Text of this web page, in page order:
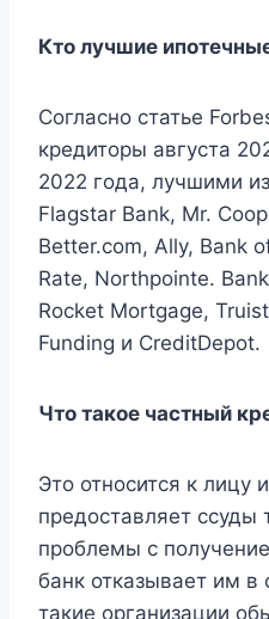
Кто лучшие
Согласно статье
кредиторы августа
2022 года, лучшими
Flagstar Bank, Mr.
Better.com, Ally, Bank
Rate, Northpointe.
Rocket Mortgage,
Funding и CreditDepot.
Что такое частный
Это относится к лицу
предоставляет ссуды
проблемы с
банк отказывает им в
такие организации